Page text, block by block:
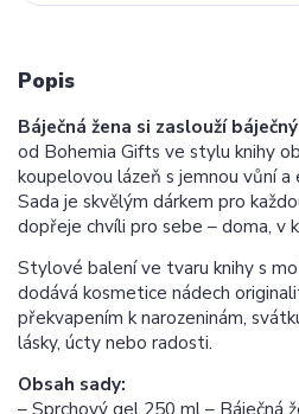
Popis
Báječná žena si zaslouží
od Bohemia Gifts ve stylu knihy
koupelovou lázeň s jemnou vůní
Sada je skvělým dárkem pro
dopřeje chvíli pro sebe – doma, v
Stylové balení ve tvaru knihy s
dodává kosmetice nádech
překvapením k narozeninám,
lásky, úcty nebo radosti.
Obsah sady:
– Sprchový gel 250 ml – Báječná